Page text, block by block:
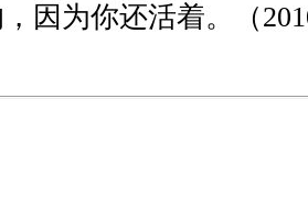
因为你还活着。（